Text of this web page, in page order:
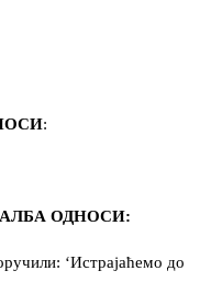
:
ОДНОСИ:
‘Истрајаћемо до